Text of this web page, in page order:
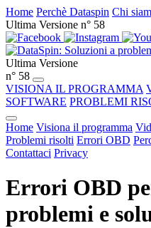
Home Perchè Dataspin Chi
Ultima Versione n° 58
Ultima Versione
n° 58
VISIONA IL PROGRAMMA
SOFTWARE PROBLEMI
Home Visiona il programma
Problemi risolti Errori OBD
Contattaci Privacy
Errori OBD
problemi e